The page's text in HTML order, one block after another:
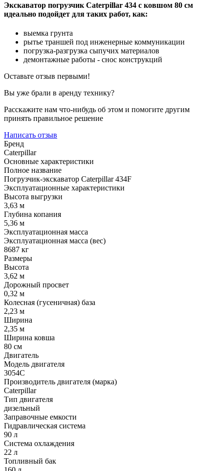
Экскаватор погрузчик Caterpillar 434 с ковшом 80 см
идеально подойдет для таких работ, как:
выемка грунта
рытье траншей под инженерные коммуникации
погрузка-разгрузка сыпучих материалов
демонтажные работы - снос конструкций
Оставьте отзыв первыми!
Вы уже брали в аренду технику?
Расскажите нам что-нибудь об этом и помогите другим
принять правильное решение
Написать отзыв
Бренд
Caterpillar
Основные характеристики
Полное название
Погрузчик-экскаватор Caterpillar 434F
Эксплуатационные характеристики
Высота выгрузки
3,63 м
Глубина копания
5,36 м
Эксплуатационная масса
Эксплуатационная масса (вес)
8687 кг
Размеры
Высота
3,62 м
Дорожный просвет
0,32 м
Колесная (гусеничная) база
2,23 м
Ширина
2,35 м
Ширина ковша
80 см
Двигатель
Модель двигателя
3054C
Производитель двигателя (марка)
Caterpillar
Тип двигателя
дизельный
Заправочные емкости
Гидравлическая система
90 л
Система охлаждения
22 л
Топливный бак